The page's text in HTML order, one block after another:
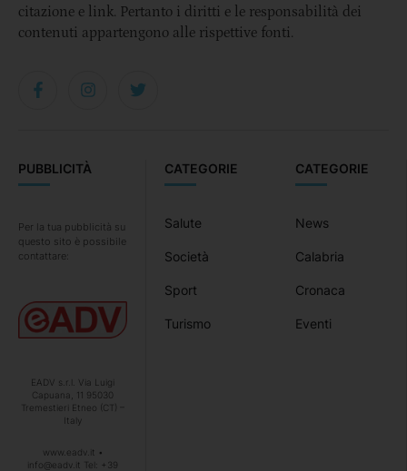
CATEGORIE
News
Calabria
Cronaca
Eventi
CATEGORIE
Salute
Società
Sport
Turismo
PUBBLICITÀ
Per la tua pubblicità su
questo sito è possibile
contattare:
EADV s.r.l. Via Luigi
Capuana, 11 95030
Tremestieri Etneo (CT) –
Italy
www.eadv.it •
info@eadv.it Tel: +39
citazione e link. Pertanto i diritti e le responsabilità dei
contenuti appartengono alle rispettive fonti.